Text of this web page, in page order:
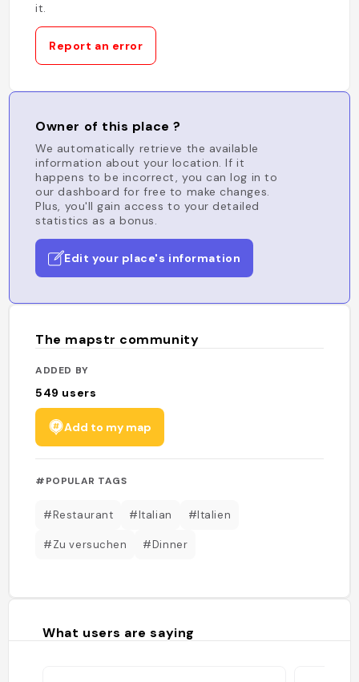
it.
Report an error
Owner of this place ?
We automatically retrieve the available
information about your location. If it
happens to be incorrect, you can log in to
our dashboard for free to make changes.
Plus, you'll gain access to your detailed
statistics as a bonus.
Edit your place's information
The mapstr community
ADDED BY
549 users
Add to my map
#POPULAR TAGS
#Restaurant #Italian #Italien
#Zu versuchen #Dinner
What users are saying